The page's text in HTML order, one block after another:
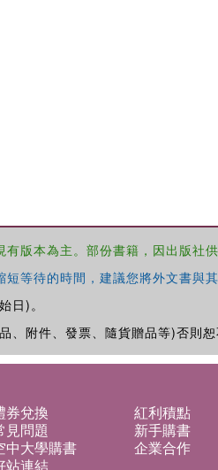
版本為主。部份書籍，因出版社
等待的時間，建議您將外文書與
日)。
附件、發票、隨貨贈品等)否則恕
券兌換
紅利積點
見問題
新手購書
中大學購書
企業合作
站連結